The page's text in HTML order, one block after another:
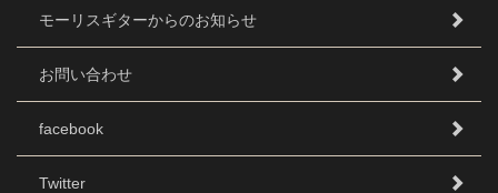
モーリスギターからのお知らせ
お問い合わせ
facebook
Twitter